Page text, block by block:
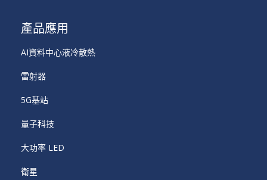
產品應用
AI資料中心液冷散熱
雷射器
5G基站
量子科技
大功率 LED
衛星